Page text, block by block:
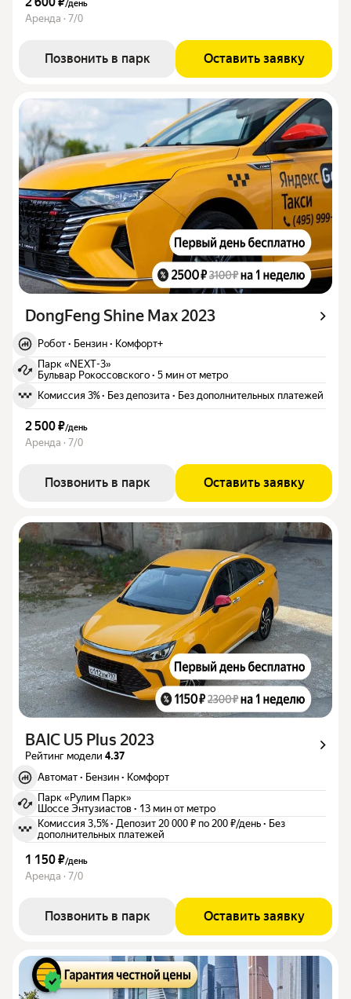
/день
Аренда · 7/0
Позвонить в парк Оставить заявку
DongFeng Shine Max 2023
Робот · Бензин · Комфорт+
Парк «NEXT-3»
Бульвар Рокоссовского · 5 мин от метро
Комиссия 3%· Без депозита · Без дополнительных платежей
2 500 ₽/день
Аренда · 7/0
Позвонить в парк Оставить заявку
BAIC U5 Plus 2023
Рейтинг модели 4.37
Автомат · Бензин · Комфорт
Парк «Рулим Парк»
Шоссе Энтузиастов · 13 мин от метро
Комиссия 3,5%· Депозит 20 000 ₽ по 200 ₽/день · Без
дополнительных платежей
1 150 ₽/день
Аренда · 7/0
Позвонить в парк Оставить заявку